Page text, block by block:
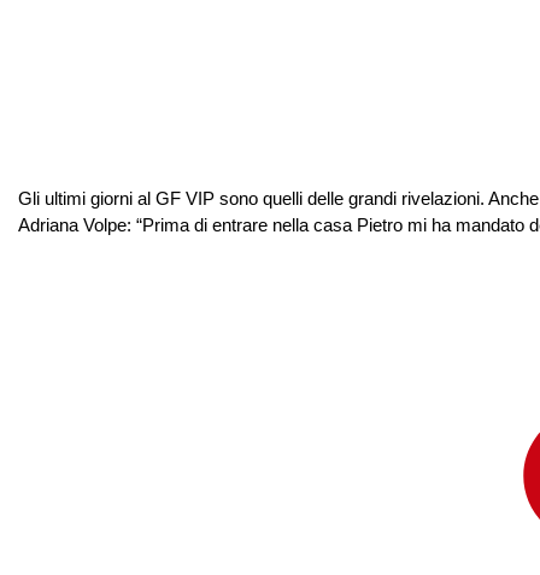
Gli ultimi giorni al GF VIP sono quelli delle grandi rivelazioni.
Adriana Volpe: “Prima di entrare nella casa Pietro mi ha